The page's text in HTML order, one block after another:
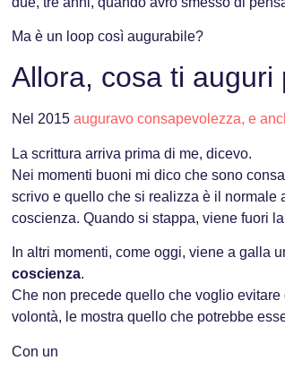
Ma è un loop così augurabile?
Allora, cosa ti auguri
Nel 2015 auguravo consapevolezza, e
La scrittura arriva prima di me, dicevo.
Nei momenti buoni mi dico che sono
scrivo e quello che si realizza è il normale
coscienza. Quando si stappa, viene fuori
In altri momenti, come oggi, viene a galla
coscienza.
Che non precede quello che voglio
volontà, le mostra quello che potrebbe
Con un